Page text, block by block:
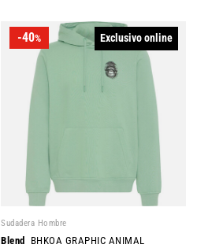
-40% Exclusivo online
Sudadera Hombre
Blend BHKOA GRAPHIC ANIMAL